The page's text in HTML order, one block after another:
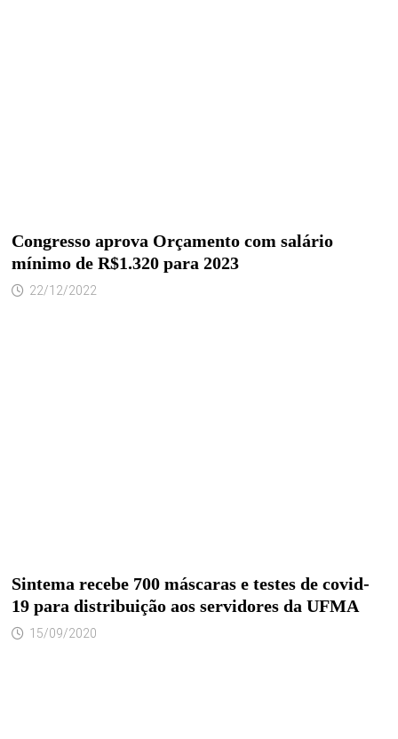
Congresso aprova Orçamento com salário
mínimo de R$1.320 para 2023
22/12/2022
Sintema recebe 700 máscaras e testes de covid-
19 para distribuição aos servidores da UFMA
15/09/2020